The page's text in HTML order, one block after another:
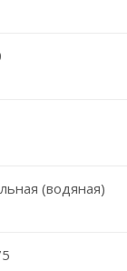
(водяная)